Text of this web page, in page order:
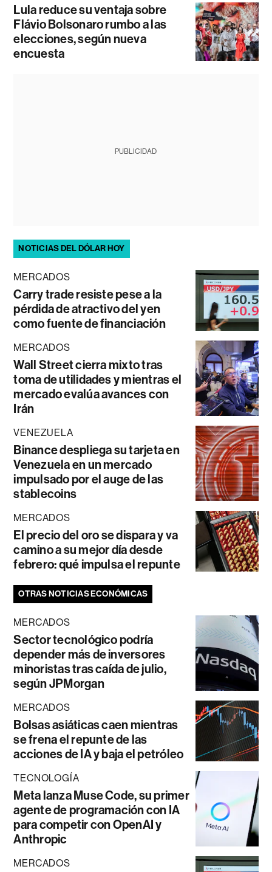
Lula reduce su ventaja sobre
Flávio Bolsonaro rumbo a las
elecciones, según nueva
encuesta
PUBLICIDAD
NOTICIAS DEL DÓLAR HOY
MERCADOS
Carry trade resiste pese a la
pérdida de atractivo del yen
como fuente de financiación
MERCADOS
Wall Street cierra mixto tras
toma de utilidades y mientras el
mercado evalúa avances con
Irán
VENEZUELA
Binance despliega su tarjeta en
Venezuela en un mercado
impulsado por el auge de las
stablecoins
MERCADOS
El precio del oro se dispara y va
camino a su mejor día desde
febrero: qué impulsa el repunte
OTRAS NOTICIAS ECONÓMICAS
MERCADOS
Sector tecnológico podría
depender más de inversores
minoristas tras caída de julio,
según JPMorgan
MERCADOS
Bolsas asiáticas caen mientras
se frena el repunte de las
acciones de IA y baja el petróleo
TECNOLOGÍA
Meta lanza Muse Code, su primer
agente de programación con IA
para competir con OpenAI y
Anthropic
MERCADOS